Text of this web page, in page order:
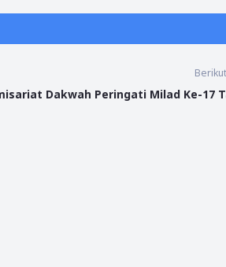
Dakwah Peringati Milad Ke-17